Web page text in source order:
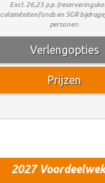
Excl. 26,25 p.p.
calamiteitenfonds en SGR
personen.
Verlengopties
Prijzen
2027